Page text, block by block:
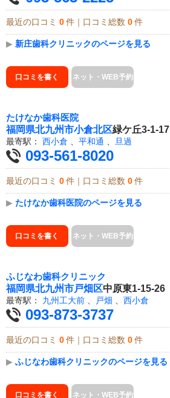
最近の口コミ 0 件｜口コミ総数 0 件
▶ 新庄歯科クリニックのページを見る
口コミを書く ネット・WEB予約
たけなか歯科医院
福岡県北九州市小倉北区緑ケ丘3-1-17
最寄駅： 西小倉 、 平和通 、 旦過
093-561-8020
最近の口コミ 0 件｜口コミ総数 0 件
▶ たけなか歯科医院のページを見る
口コミを書く ネット・WEB予約
ふじなわ歯科クリニック
福岡県北九州市戸畑区中原東1-15-26
最寄駅： 九州工大前 戸畑 西小倉
093-873-3737
最近の口コミ 0 件｜口コミ総数 0 件
▶ ふじなわ歯科クリニックのページを見る
口コミを書く ネット・WEB予約